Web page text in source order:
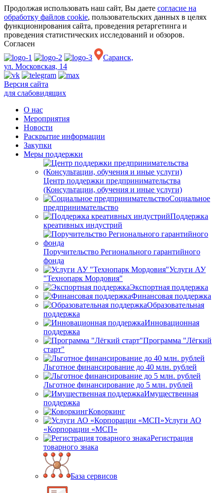
Продолжая использовать наш сайт, Вы даете согласие на
обработку файлов cookie, пользовательских данных в целях
функционирования сайта, проведения ретаргетинга и
проведения статистических исследований и обзоров.
Согласен
Саранск,
ул. Московская, 14
Версия сайта
для слабовидящих
О нас
Мероприятия
Новости
Раскрытие информации
Закупки
Меры поддержки
Центр поддержки предпринимательства
(Консультации, обучения и иные услуги)
Социальное
предпринимательство
Поддержка
креативных индустрий
Поручительство Регионального гарантийного
фонда
Услуги АУ
"Технопарк Мордовия"
Экспортная поддержка
Финансовая поддержка
Образовательная
поддержка
Инновационная
поддержка
Программа "Лёгкий
старт"
Льготное финансирование до 40 млн. рублей
Льготное финансирование до 5 млн. рублей
Имущественная
поддержка
Коворкинг
Услуги АО
«Корпорации «МСП»
Регистрация
товарного знака
База сервисов